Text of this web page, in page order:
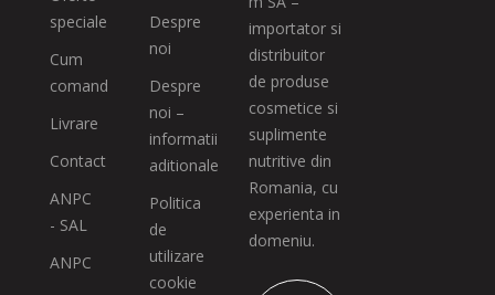
speciale
Cum
comand
Livrare
Contact
ANPC
- SAL
ANPC
Despre
noi
Despre
noi –
informatii
aditionale
Politica
de
utilizare
cookie
importator si
distribuitor
de produse
cosmetice si
suplimente
nutritive din
Romania, cu
experienta in
domeniu.